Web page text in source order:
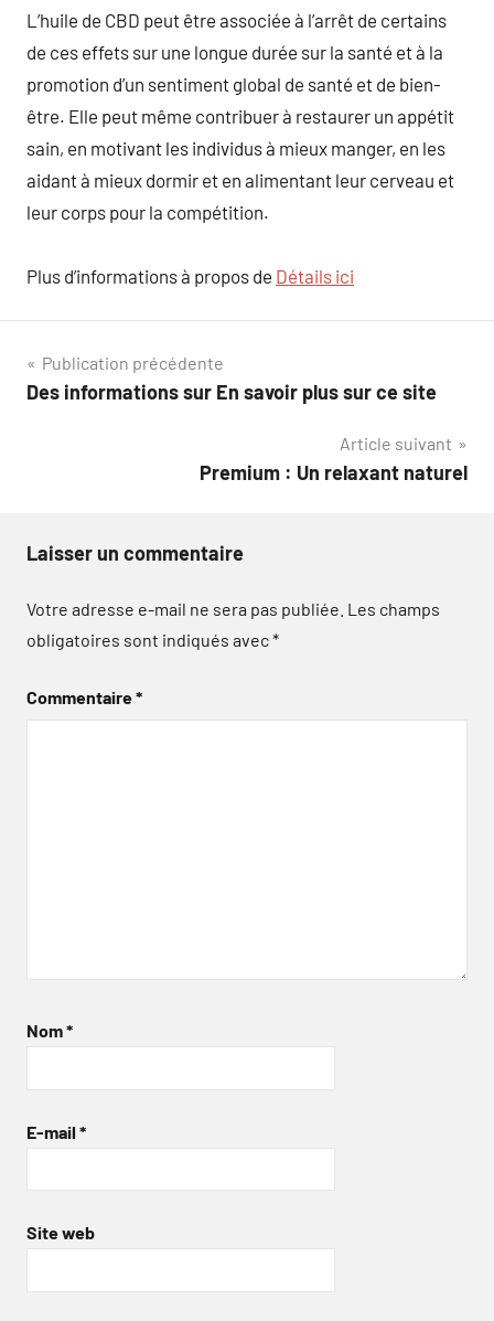
L’huile de CBD peut être associée à l’arrêt de certains
de ces effets sur une longue durée sur la santé et à la
promotion d’un sentiment global de santé et de bien-
être. Elle peut même contribuer à restaurer un appétit
sain, en motivant les individus à mieux manger, en les
aidant à mieux dormir et en alimentant leur cerveau et
leur corps pour la compétition.
Plus d’informations à propos de Détails ici
Navigation
de
Publication précédente
Des informations sur En savoir plus sur ce site
Article suivant
Premium : Un relaxant naturel
Laisser un commentaire
Votre adresse e-mail ne sera pas publiée. Les champs
obligatoires sont indiqués avec*
Commentaire*
Nom*
E-mail *
Site web